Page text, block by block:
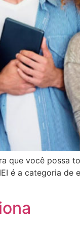
que você possa
é a categoria de